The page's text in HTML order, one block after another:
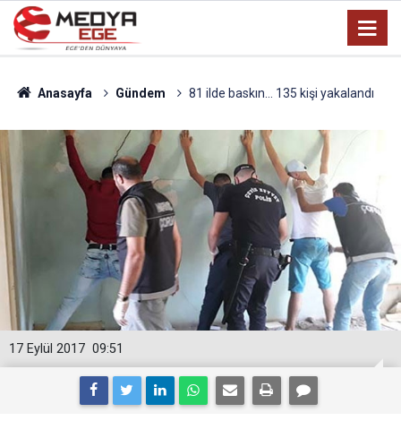
Anasayfa Gündem 81 ilde baskın... 135 kişi yakalandı
09:51
17 Eylül 2017